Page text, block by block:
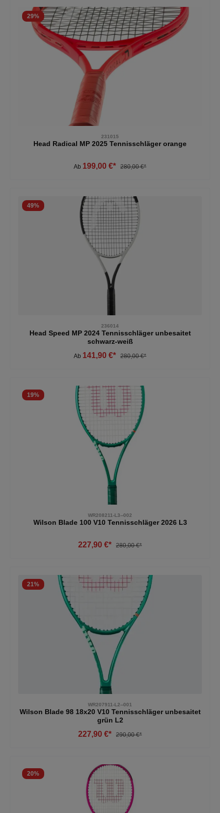
29%
231015
Head Radical MP 2025 Tennisschläger orange
Ab 199,00 €* 280,00 €*
49%
236014
Head Speed MP 2024 Tennisschläger unbesaitet
schwarz-weiß
Ab 141,90 €* 280,00 €*
19%
WR208211-L3--002
Wilson Blade 100 V10 Tennisschläger 2026 L3
227,90 €* 280,00 €*
21%
WR207911-L2--001
Wilson Blade 98 18x20 V10 Tennisschläger unbesaitet
grün L2
227,90 €* 290,00 €*
20%